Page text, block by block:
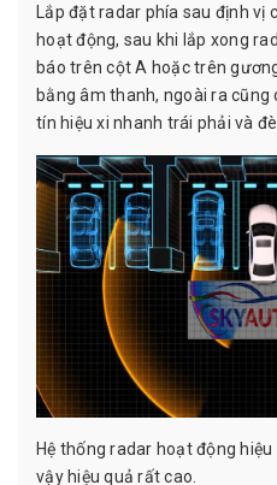
Lắp đặt radar phía sau định vị
hoạt động, sau khi lắp xong
báo trên cột A hoặc trên
bằng âm thanh, ngoài ra cũng
tín hiệu xi nhanh trái phải và
Hệ thống radar hoạt động
vậy hiệu quả rất cao.